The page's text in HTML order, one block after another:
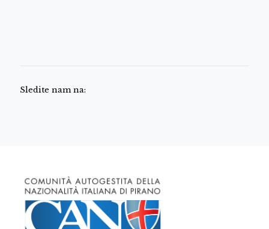
Sledite nam na: